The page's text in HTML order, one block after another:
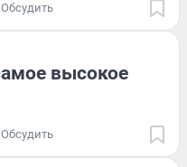
Обсудить
высокое
Обсудить